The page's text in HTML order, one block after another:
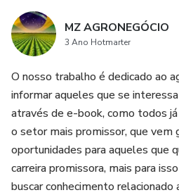
período.
MZ AGRONEGÓCIO
3 Ano Hotmarter
O nosso trabalho é dedicado ao
informar aqueles que se
através de e-book, como todos
o setor mais promissor, que vem
oportunidades para aqueles que
carreira promissora, mais para
buscar conhecimento relacionado